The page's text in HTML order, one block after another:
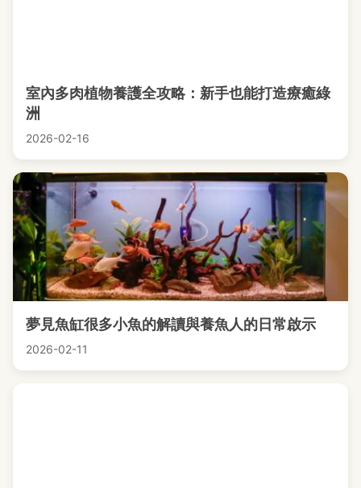
室內多肉植物養護全攻略：新手也能打造療癒綠
洲
2026-02-16
夢見魚缸很多小魚的解讀與養魚人的日常啟示
2026-02-11